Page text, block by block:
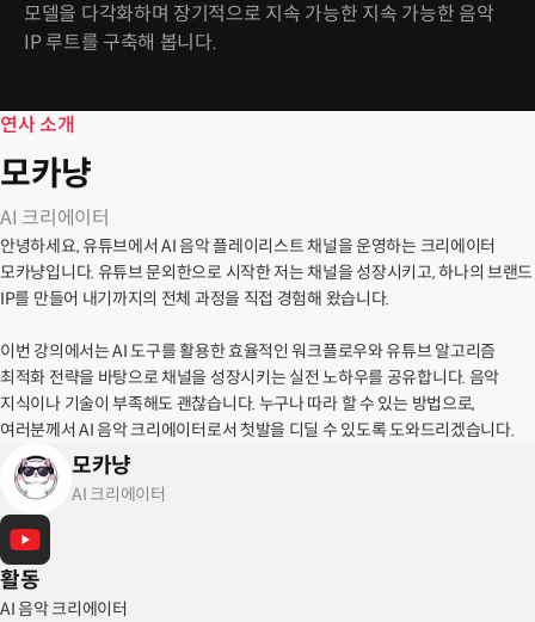
모델을 다각화하며 장기적으로 지속 가능한 지속 가능한 음악
IP 루트를 구축해 봅니다.
연사 소개
모카냥
AI 크리에이터
안녕하세요, 유튜브에서 AI 음악 플레이리스트 채널을 운영하는 크리에이터
모카냥입니다. 유튜브 문외한으로 시작한 저는 채널을 성장시키고, 하나의 브랜드
IP를 만들어 내기까지의 전체 과정을 직접 경험해 왔습니다.
이번 강의에서는 AI 도구를 활용한 효율적인 워크플로우와 유튜브 알고리즘
최적화 전략을 바탕으로 채널을 성장시키는 실전 노하우를 공유합니다. 음악
지식이나 기술이 부족해도 괜찮습니다. 누구나 따라 할 수 있는 방법으로,
여러분께서 AI 음악 크리에이터로서 첫발을 디딜 수 있도록 도와드리겠습니다.
모카냥
AI 크리에이터
활동
AI 음악 크리에이터